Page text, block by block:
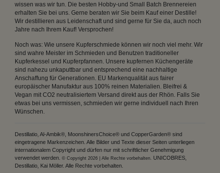
wissen was wir tun. Die besten Hobby-und Small Batch Brennereien
erhalten Sie bei uns. Gerne beraten wir Sie beim Kauf einer Destille!
Wir destillieren aus Leidenschaft und sind gerne für Sie da, auch noch
Jahre nach Ihrem Kauf! Versprochen!
Noch was: Wie unsere Kupferschmiede können wir noch viel mehr. Wir
sind wahre Meister im Schmieden und Benutzen traditioneller
Kupferkessel und Kupferpfannen. Unsere kupfernen Küchengeräte
sind nahezu unkaputtbar und entsprechend eine nachhaltige
Anschaffung für Generationen. EU Markenqualität aus fairer
europäischer Manufaktur aus 100% reinen Materialien. Bleifrei &
Vegan mit CO2 neutralisiertem Versand direkt aus der Rhön. Falls Sie
etwas bei uns vermissen, schmieden wir gerne individuell nach Ihren
Wünschen.
Destillatio, Al-Ambik®, MoonshinersChoice® und CopperGarden® sind
eingetragene Markenzeichen. Alle Bilder und Texte dieser Seiten unterliegen
internationalem Copyright und dürfen nur mit schriftlicher Genehmigung
verwendet werden. © Copyright 2026 | Alle Rechte vorbehalten.
UNICOBRES,
Destillatio, Kai Möller. Alle Rechte vorbehalten.